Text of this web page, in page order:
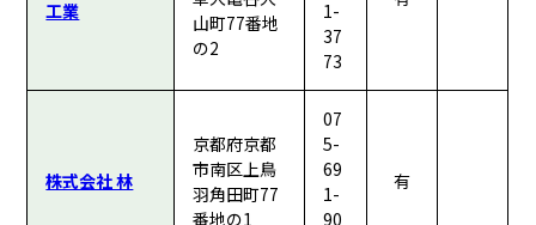
工業
山町77番地
の2
1-
37
73
株式会社 林
京都府京都
市南区上鳥
羽角田町77
番地の1
07
5-
69
1-
90
有